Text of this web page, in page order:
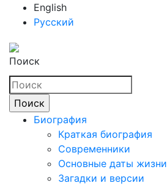
English
Русский
Поиск
Биография
Краткая биография
Современники
Основные даты жизни
Загадки и версии